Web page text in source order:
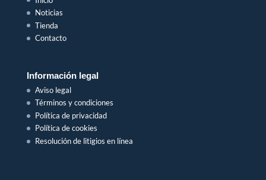
Noticias
Tienda
Contacto
Información legal
Aviso legal
Términos y condiciones
Política de privacidad
Política de cookies
Resolución de litigios en línea